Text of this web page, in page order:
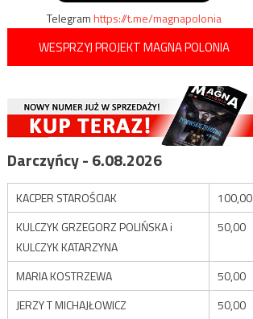
Telegramhttps://t.me/magnapolonia
WESPRZYJ PROJEKT MAGNA POLONIA
Darczyńcy - 6.08.2026
KACPER STAROŚCIAK
100,00
KULCZYK GRZEGORZ POLIŃSKA i
KULCZYK KATARZYNA
50,00
MARIA KOSTRZEWA
50,00
JERZY T MICHAJŁOWICZ
50,00